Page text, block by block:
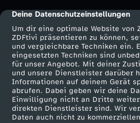
cmp-dialog-description
Deine Datenschutzeinstellungen
Um dir eine optimale Website von
ZDFtivi präsentieren zu können,
und vergleichbare Techniken ein.
eingesetzten Techniken sind
für unser Angebot. Mit deiner
und unsere Dienstleister darüber
Informationen auf deinem Gerät
abrufen. Dabei geben wir deine
Einwilligung nicht an Dritte
direkten Dienstleister sind. Wir
Daten auch nicht zu
Mehr ZDF
ZDF-Apps
Smart TV
ZDFtext
Service
Kontakt
Tickets